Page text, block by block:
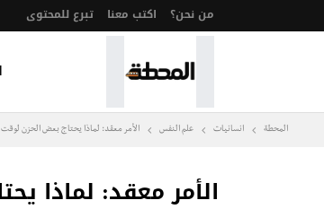
من نحن؟ اكتب معنا تبرع للمحتوى
المحطة انسانيات علم النفس الأمر معقد: لماذا يحتاج بعض الحزن
الأمر معقد: لماذا